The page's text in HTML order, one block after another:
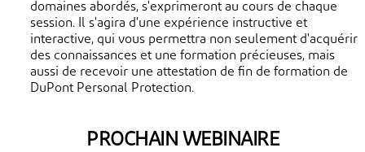
domaines abordés, s'exprimeront au cours de chaque
session. Il s'agira d'une expérience instructive et
interactive, qui vous permettra non seulement d'acquérir
des connaissances et une formation précieuses, mais
aussi de recevoir une attestation de fin de formation de
DuPont Personal Protection.
PROCHAIN WEBINAIRE